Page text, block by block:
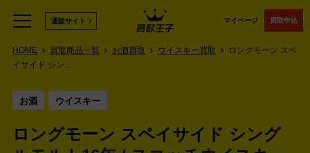
マイページ 買取申込
通販サイト
HOME 買取商品一覧 お酒買取 ウイスキー買取
ロングモーン スペ
イサイド シン...
お酒 ウイスキー
ロングモーン スペイサイド シング